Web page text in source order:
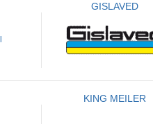
GISLAVED
KING MEILER